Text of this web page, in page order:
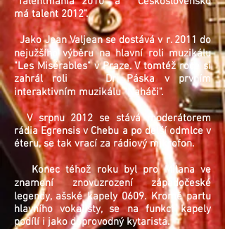
má talent 2012".
Jako Jean Valjean se dostává v r. 2011 do
nejužšího výběru na hlavní roli muzikálu
"Les Misérables" v Praze. V tomtéž roce si
zahrál roli Dr. Páska v prvním
interaktivním muzikálu "Naháči".
V srpnu 2012 se stává moderátorem
rádia Egrensis v Chebu a po delší odmlce v
éteru, se tak vrací za rádiový mikrofon.
Konec téhož roku byl pro Milana ve
znamení znovuzrození západočeské
legendy, ašské kapely 0609. Kromě partu
hlavního vokalisty, se na funkci kapely
podílí i jako doprovodný kytarista.